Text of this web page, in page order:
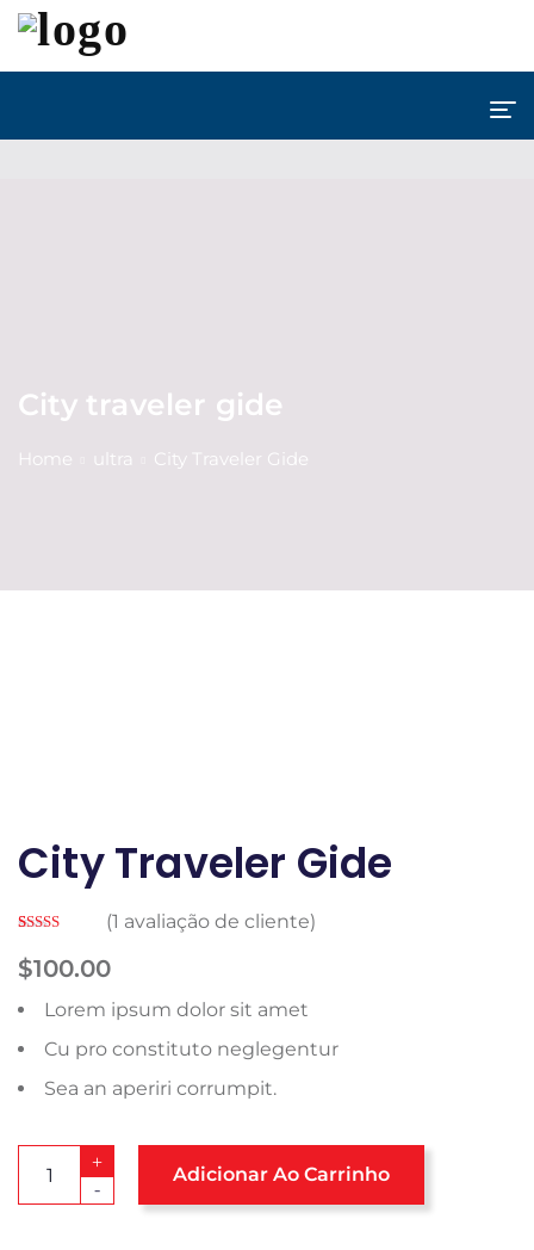
City traveler gide
Home ultra City Traveler Gide
City Traveler Gide
como5.00
de 5, com
avaliação de
cliente
(1 avaliação de cliente)
$100.00
Lorem ipsum dolor sit amet
Cu pro constituto neglegentur
Sea an aperiri corrumpit.
-
+
Adicionar Ao Carrinho